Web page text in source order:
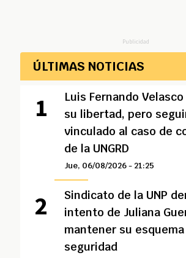
Publicidad
ÚLTIMAS NOTICIAS
Luis Fernando
su libertad, pero
vinculado al caso de
de la UNGRD
Jue, 06/08/2026 - 21:25
Sindicato de la UNP
intento de Juliana
mantener su
seguridad